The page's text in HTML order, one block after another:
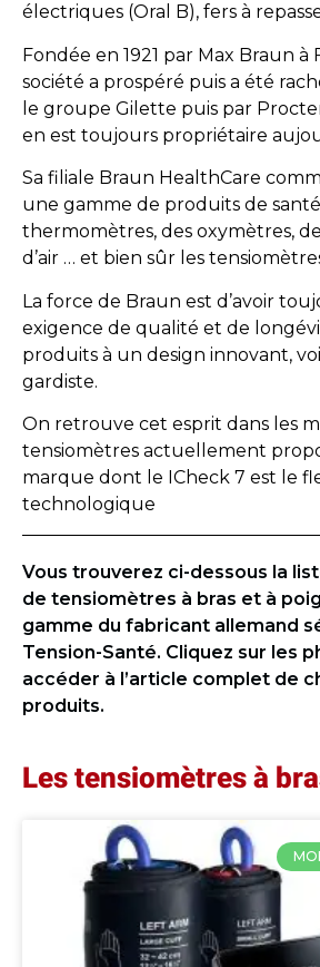
électriques (Oral B), fers à
Fondée en 1921 par Max Braun à
société a prospéré puis a été
le groupe Gilette puis par
en est toujours propriétaire
Sa filiale Braun HealthCare
une gamme de produits de
thermomètres, des oxymètres,
d’air … et bien sûr les
La force de Braun est d’avoir
exigence de qualité et de
produits à un design innovant,
gardiste.
On retrouve cet esprit dans les
tensiomètres actuellement
marque dont le ICheck 7 est le
technologique
Vous trouverez ci-dessous la
de tensiomètres à bras et à
gamme du fabricant allemand
Tension-Santé. Cliquez sur les
accéder à l’article complet de
produits.
Les tensiomètres à